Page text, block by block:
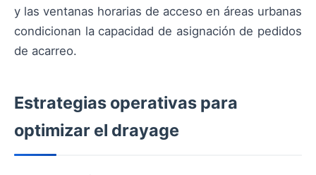
y las ventanas horarias de acceso en áreas urbanas
condicionan la capacidad de asignación de pedidos
de acarreo.
Estrategias operativas para
optimizar el drayage